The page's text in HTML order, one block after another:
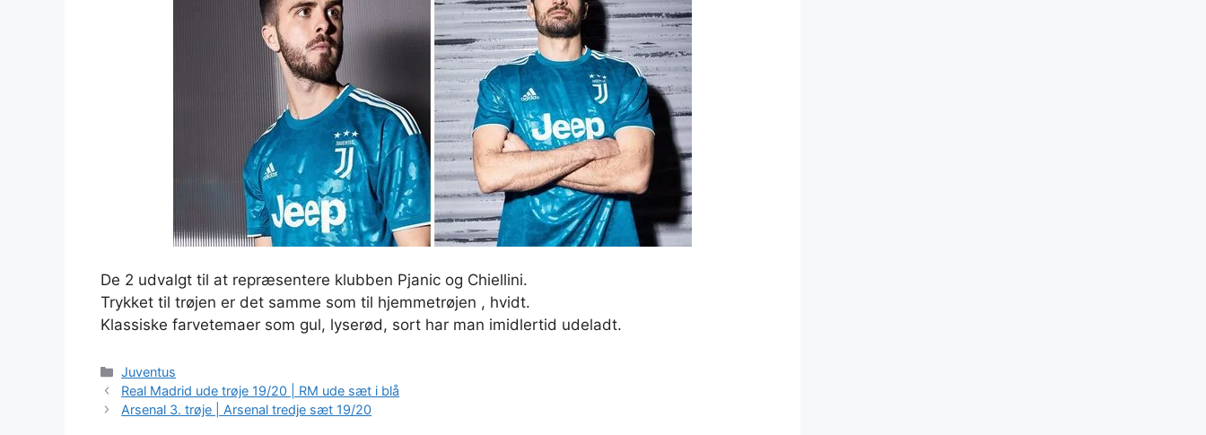
De 2 udvalgt til at repræsentere klubben Pjanic og Chiellini.
Trykket til trøjen er det samme som til hjemmetrøjen , hvidt.
Klassiske farvetemaer som gul, lyserød, sort har man imidlertid udeladt.
Kategorier
Juventus
Real Madrid ude trøje 19/20 | RM ude sæt i blå
Arsenal 3. trøje | Arsenal tredje sæt 19/20